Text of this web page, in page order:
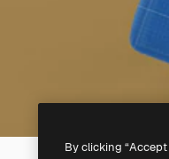
By clicking